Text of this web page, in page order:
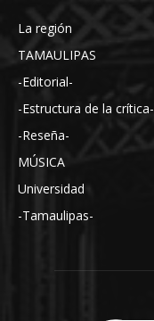
La región
TAMAULIPAS
-Editorial-
-Estructura de la crítica-
-Reseña-
MÚSICA
Universidad
-Tamaulipas-